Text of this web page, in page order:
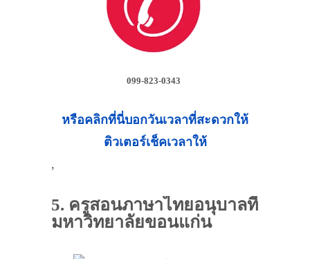
099-823-0343
หรือคลิกที่นี่บอกวันเวลาที่สะดวกให้
ติวเตอร์เช็คเวลาให้
,
5. ครูสอนภาษาไทยอนุบาลที่
มหาวิทยาลัยขอนแก่น